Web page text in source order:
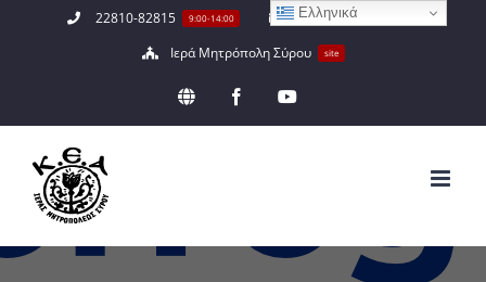
Μετάβαση
22810-82815 9:00-14:00
info@keaimsyrou.gr
Ιερά Μητρόπολη Σύρου
site
EN FacebookYouTube
Ελληνικά